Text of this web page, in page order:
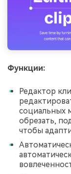
Функции:
Редактор
социальных
обрезать,
чтобы